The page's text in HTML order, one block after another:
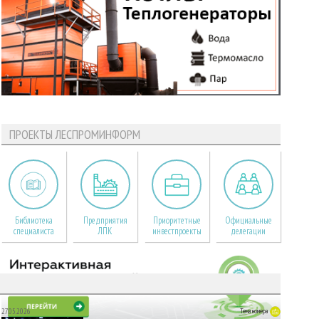
ПРОЕКТЫ ЛЕСПРОМИНФОРМ
Библиотека
специалиста
Предприятия
ЛПК
Приоритетные
инвестпроекты
Официальные
делегации
27.05.2026 Тема номера